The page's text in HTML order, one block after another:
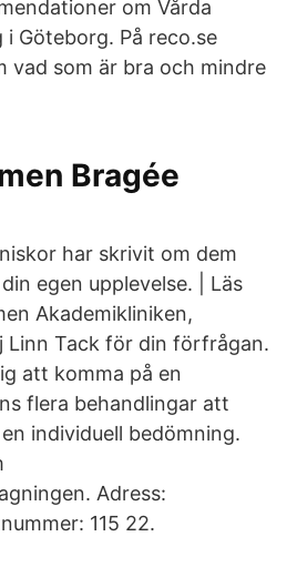
om Vårda
Göteborg. På reco.se
vad som är bra och mindre
Bragée
har skrivit om dem
egen upplevelse. | Läs
Akademikliniken,
Linn Tack för din förfrågan.
att komma på en
flera behandlingar att
individuell bedömning.
Adress:
115 22.